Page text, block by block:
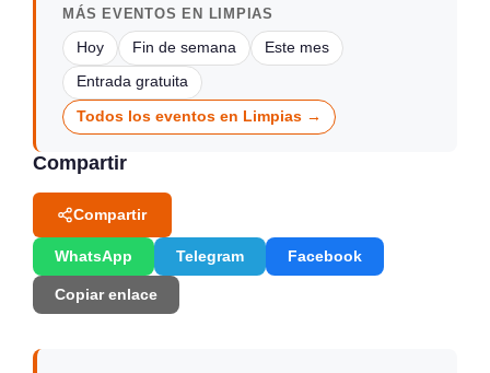
MÁS EVENTOS EN LIMPIAS
Hoy Fin de semana Este mes
Entrada gratuita
Todos los eventos en Limpias →
Compartir
Compartir
WhatsApp Telegram Facebook
Copiar enlace